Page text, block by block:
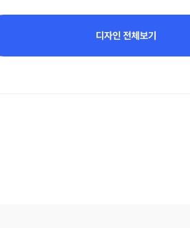
디자인 전체보기